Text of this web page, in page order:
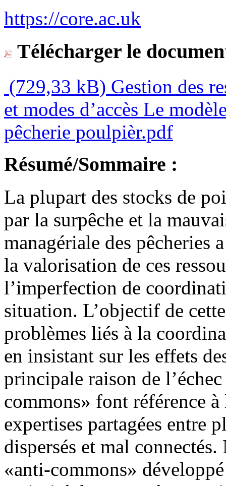
https://core.ac.uk
Télécharger le
(729,33 kB) Gestion des
et modes d’accès Le
pêcherie poulpièr.pdf
Résumé/Sommaire :
La plupart des stocks de
par la surpêche et la
managériale des pêcheries
la valorisation de ces
l’imperfection de
situation. L’objectif de
problèmes liés à la
en insistant sur les effets
principale raison de
commons» font référence à
expertises partagées entre
dispersés et mal
«anti-commons»